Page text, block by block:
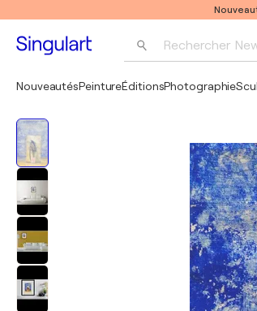
Rechercher
NouveautésPeintureÉditionsPhotographie